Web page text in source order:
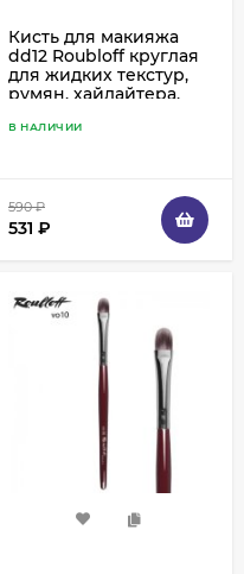
Кисть для макияжа
dd12 Roubloff круглая
для жидких текстур,
румян, хайлайтера,
В НАЛИЧИИ
590₽
531 ₽